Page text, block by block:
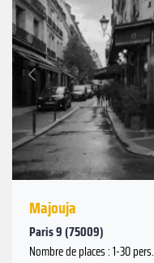
Précédent
Majouja
Paris 9 (75009)
Nombre de places : 1-30 pers.